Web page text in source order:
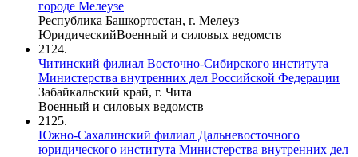
городе Мелеузе
Республика Башкортостан, г. Мелеуз
ЮридическийВоенный и силовых ведомств
2124.
Читинский филиал Восточно-Сибирского института
Министерства внутренних дел Российской Федерации
Забайкальский край, г. Чита
Военный и силовых ведомств
2125.
Южно-Сахалинский филиал Дальневосточного
юридического института Министерства внутренних дел